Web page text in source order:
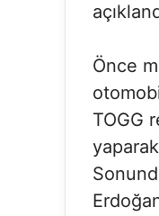
Önce
TOGG